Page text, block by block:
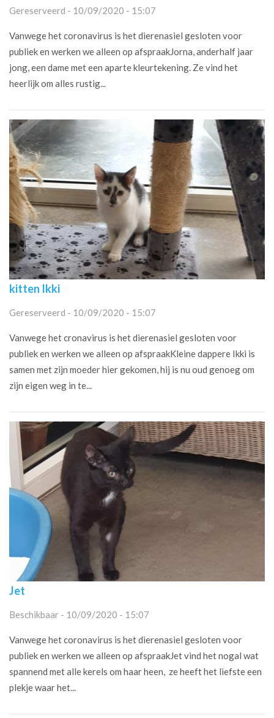
Gereserveerd - 10/09/2020 - 15:07
Vanwege het coronavirus is het dierenasiel gesloten voor
publiek en werken we alleen op afspraakJorna, anderhalf jaar
jong, een dame met een aparte kleurtekening. Ze vind het
heerlijk om alles rustig...
kitten Ikki
Gereserveerd - 10/09/2020 - 15:07
Vanwege het cronavirus is het dierenasiel gesloten voor
publiek en werken we alleen op afspraakKleine dappere Ikki is
samen met zijn moeder hier gekomen, hij is nu oud genoeg om
zijn eigen weg in te...
Jet
Beschikbaar - 10/09/2020 - 15:07
Vanwege het coronavirus is het dierenasiel gesloten voor
publiek en werken we alleen op afspraakJet vind het nogal wat
spannend met alle kerels om haar heen, ze heeft het liefste een
plekje waar het...